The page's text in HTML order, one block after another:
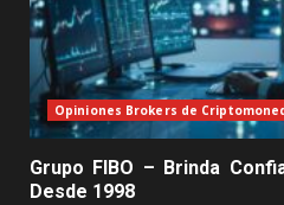
Opiniones Brokers de
Grupo FIBO – Brinda
Desde 1998